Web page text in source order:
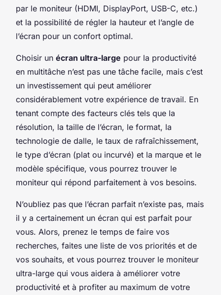
par le moniteur (HDMI, DisplayPort, USB-C, etc.)
et la possibilité de régler la hauteur et l’angle de
l’écran pour un confort optimal.
Choisir un écran ultra-large pour la productivité
en multitâche n’est pas une tâche facile, mais c’est
un investissement qui peut améliorer
considérablement votre expérience de travail. En
tenant compte des facteurs clés tels que la
résolution, la taille de l’écran, le format, la
technologie de dalle, le taux de rafraîchissement,
le type d’écran (plat ou incurvé) et la marque et le
modèle spécifique, vous pourrez trouver le
moniteur qui répond parfaitement à vos besoins.
N’oubliez pas que l’écran parfait n’existe pas, mais
il y a certainement un écran qui est parfait pour
vous. Alors, prenez le temps de faire vos
recherches, faites une liste de vos priorités et de
vos souhaits, et vous pourrez trouver le moniteur
ultra-large qui vous aidera à améliorer votre
productivité et à profiter au maximum de votre